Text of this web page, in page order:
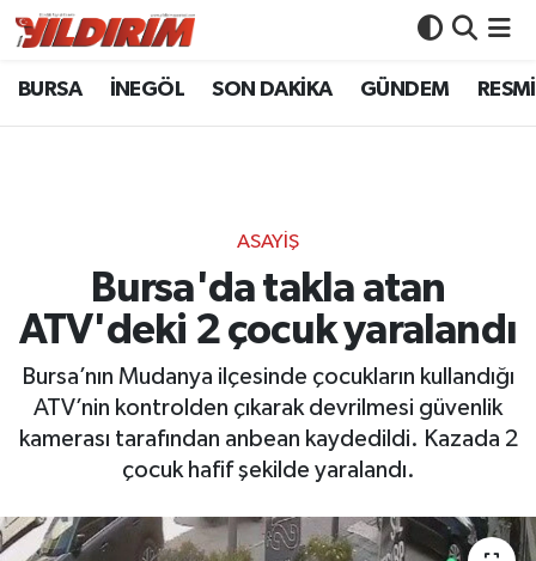
BURSA İNEGÖL SON DAKİKA GÜNDEM
ASAYİŞ
Bursa'da takla atan
ATV'deki 2 çocuk yaralandı
Bursa’nın Mudanya ilçesinde çocukların kullandığı
ATV’nin kontrolden çıkarak devrilmesi güvenlik
kamerası tarafından anbean kaydedildi. Kazada 2
çocuk hafif şekilde yaralandı.
BURSA
GÜNDEM
RESMİ İLANLAR
KÖŞE YAZILARI
YAŞAM
Bursa Nöbetçi Eczaneler
Bursa Trafik Yoğunluk Haritası
Süper Lig Puan Durumu ve Fikstür
Tüm Manşetler
Son Dakika Haberleri
Haber Arşivi